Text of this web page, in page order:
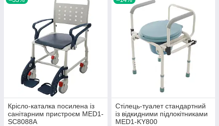
Крісло-каталка посилена із
санітарним пристроєм MED1-
SC8088A
Стілець-туалет стандартний
із відкидними підлокітниками
MED1-KY800